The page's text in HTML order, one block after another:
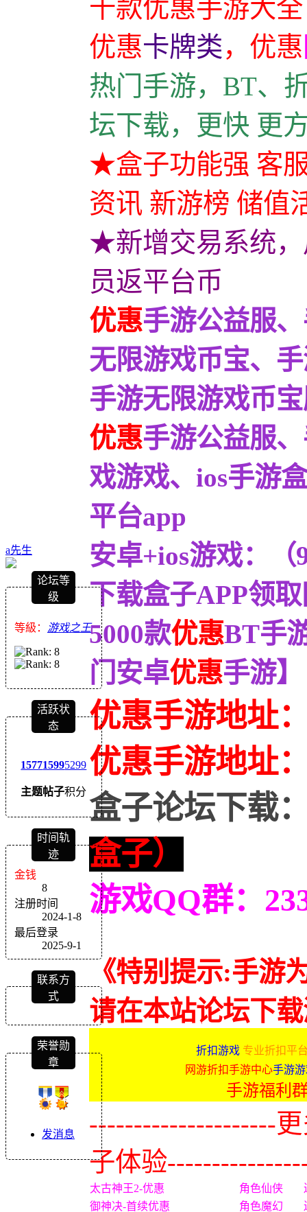
a先生
论坛等
级
等級： 游戏之王
活跃状
态
1577
主题
1599
帖子
5299
积分
时间轨
迹
金钱
8
注册时间
2024-1-8
最后登录
2025-9-1
联系方
式
荣誉勋
章
发消息
千款优惠手游大全
优惠卡牌类， 优惠
热门手游，BT、
坛下载，更快 更
★盒子功能强 客
资讯 新游榜 储值
★新增交易系统，
员返平台币
优惠手游公益服
无限游戏币宝、
手游无限游戏币宝
优惠手游公益服
戏游戏、ios手游
平台app
安卓+ios游戏：
下载盒子APP领
5000款优惠BT手
门安卓优惠手游】
优惠手游地址
优惠手游地址
盒子论坛下载
盒子）
游戏QQ群：
《特别提示:手游
请在本站论坛下
折扣游戏 专业折扣平
网游折扣手游中心手游
手游福利
---------------------
子体验
太古神王2-优惠 角色仙侠
御神决-首续优惠
角色魔幻